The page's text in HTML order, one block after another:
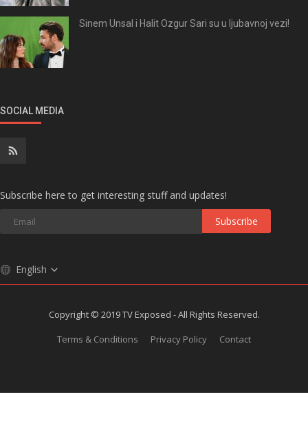
Sinem Unsal i Halit Ozgur Sari su u ljubavnoj vezi!
SOCIAL MEDIA
Subscribe here to get interesting stuff and updates!
Subscribe
English
Copyright © 2019 TV Exposed - All Rights Reserved.
Terms & Conditions
Privacy Policy Contact